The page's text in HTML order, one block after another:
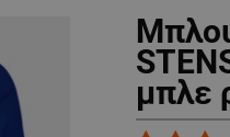
μπλε